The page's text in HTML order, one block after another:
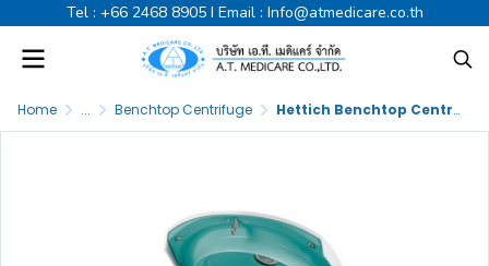
Tel : +66 2468 8905I Email : Info@atmedicare.co.th
Home ... Benchtop Centrifuge Hettich Benchtop Centrifuge EBA200